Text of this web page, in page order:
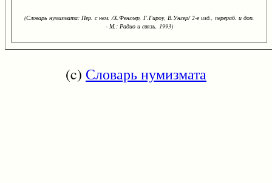
(Словарь нумизмата: Пер. с нем. /Х.Фенглер, Г.Гироу, В.Унгер/ 2-е изд., перераб. и доп.
- М.: Радио и связь, 1993)
(c) Словарь нумизмата